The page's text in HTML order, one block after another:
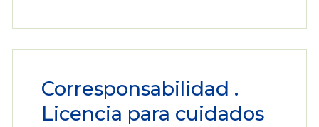
Corresponsabilidad .
Licencia para cuidados